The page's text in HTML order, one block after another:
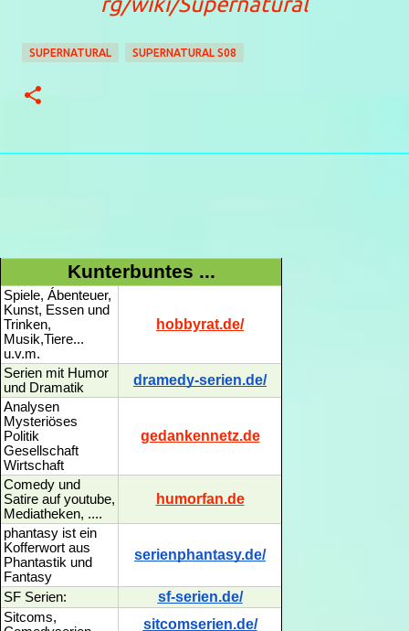
SUPERNATURAL SUPERNATURAL S08
Kunterbuntes ...
Spiele, Ábenteuer,
Kunst, Essen und
Trinken,
Musik,Tiere...
u.v.m.
hobbyrat.de/
Serien mit Humor
und Dramatik
dramedy-serien.de/
Analysen
Mysteriöses
Politik
Gesellschaft
Wirtschaft
gedankennetz.de
Comedy und
Satire auf youtube,
Mediatheken, ....
humorfan.de
phantasy ist ein
Kofferwort aus
Phantastik und
Fantasy
serienphantasy.de/
SF Serien: sf-serien.de/
Sitcoms,
sitcomserien.de/